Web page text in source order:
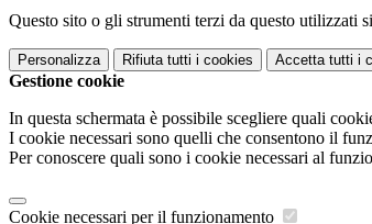
Questo sito o gli strumenti terzi da questo utilizzati
Personalizza Rifiuta tutti i cookies Accetta tutti i
Gestione cookie
In questa schermata è possibile scegliere quali
I cookie necessari sono quelli che consentono il
Per conoscere quali sono i cookie necessari al
Cookie necessari per il funzionamento